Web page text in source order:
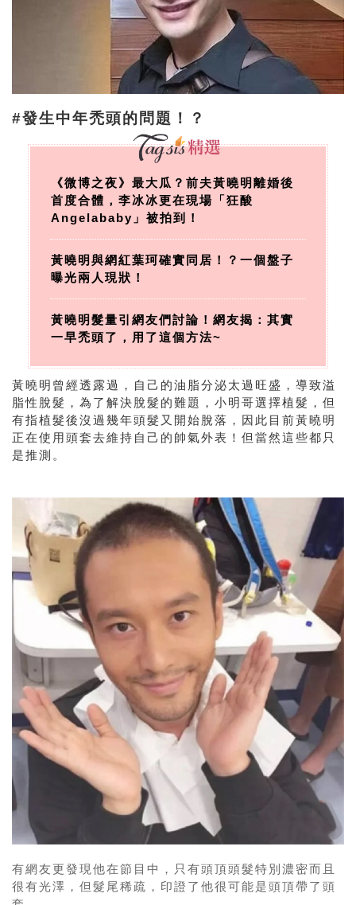
#發生中年禿頭的問題！？
《微博之夜》最大瓜？前夫黃曉明離婚後
首度合體，李冰冰更在現場「狂酸
Angelababy」被拍到！
黃曉明與網紅葉珂確實同居！？一個盤子
曝光兩人現狀！
黃曉明髮量引網友們討論！網友揭：其實
一早禿頭了，用了這個方法~
黃曉明曾經透露過，自己的油脂分泌太過旺盛，導致溢
脂性脫髮，為了解決脫髮的難題，小明哥選擇植髮，但
有指植髮後沒過幾年頭髮又開始脫落，因此目前黃曉明
正在使用頭套去維持自己的帥氣外表！但當然這些都只
是推測。
有網友更發現他在節目中，只有頭頂頭髮特別濃密而且
很有光澤，但髮 尾稀疏，印證了他很可能是頭頂帶了頭